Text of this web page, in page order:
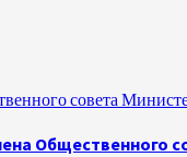
совета
Общественного